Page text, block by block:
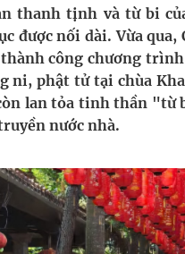
vọng mới trong phòng ngừa
pháp quản lý chất lượng
“đo ni đóng giày”
thanh tịnh và từ bi
được nối dài. Vừa
công chương
ni, phật tử tại chùa
lan tỏa tinh thần "từ
nước nhà.